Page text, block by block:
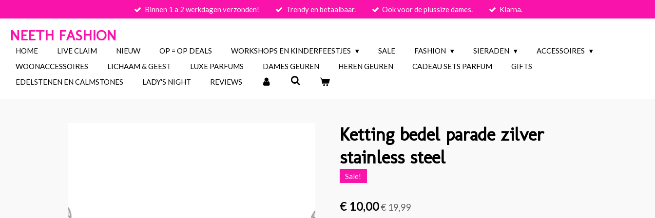
direct
naar
de
hoofdinhoud
Binnen 1 a 2 werkdagen verzonden! Trendy en betaalbaar. Ook voor de plussize dames. Klarna.
NEETH FASHION
HOME LIVE CLAIM NIEUW OP = OP DEALS WORKSHOPS EN KINDERFEESTJES SALE FASHION SIERADEN
ACCESSOIRES
WOONACCESSOIRES
LICHAAM & GEEST LUXE PARFUMS DAMES GEUREN HEREN GEUREN CADEAU SETS PARFUM
GIFTS
EDELSTENEN EN CALMSTONES
LADY'S NIGHT REVIEWS
Ketting bedel parade zilver
stainless steel
Sale!
€ 10,00€ 19,99